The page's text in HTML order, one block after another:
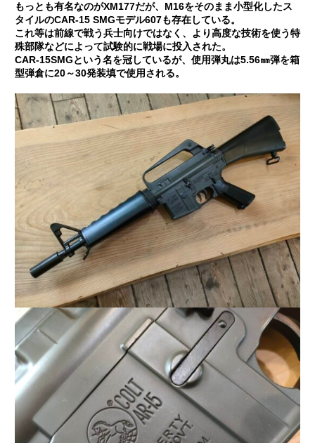
もっとも有名なのがXM177だが、M16をそのまま小型化したス
タイルのCAR-15 SMGモデル607も存在している。
これ等は前線で戦う兵士向けではなく、より高度な技術を使う特
殊部隊などによって試験的に戦場に投入された。
CAR-15SMGという名を冠しているが、使用弾丸は5.56㎜弾を箱
型弾倉に20～30発装填で使用される。